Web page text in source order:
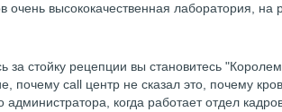
очень высококачественная лаборатория,
за стойку рецепции вы становитесь
почему call центр не сказал это, почему
когда работает отдел